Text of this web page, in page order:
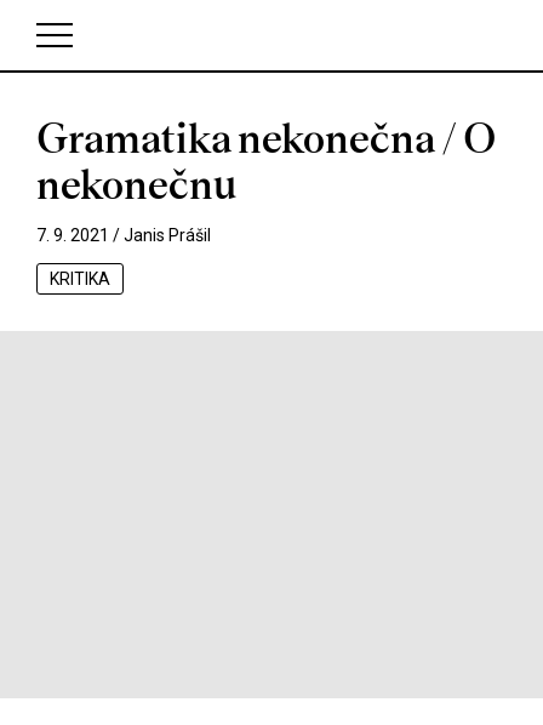
V košíku zatím nemáte žádné položky.
Gramatika nekonečna / O
nekonečnu
7. 9. 2021 /Janis Prášil
KRITIKA